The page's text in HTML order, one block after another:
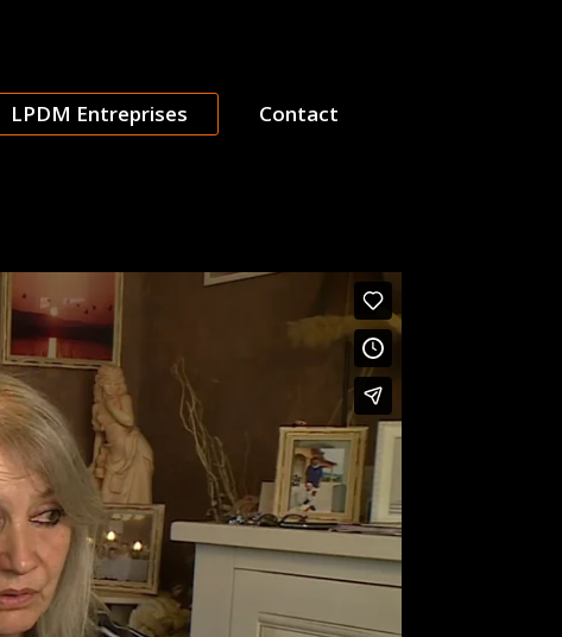
LPDM Entreprises Contact